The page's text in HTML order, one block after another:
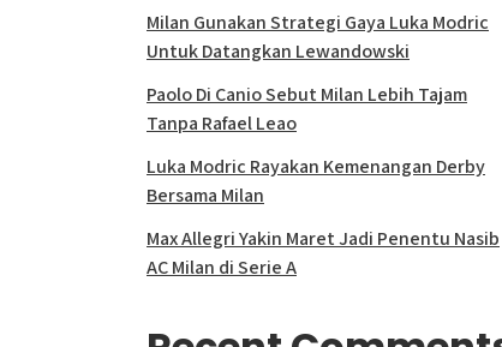
Milan Gunakan Strategi Gaya Luka Modric
Untuk Datangkan Lewandowski
Paolo Di Canio Sebut Milan Lebih Tajam
Tanpa Rafael Leao
Luka Modric Rayakan Kemenangan Derby
Bersama Milan
Max Allegri Yakin Maret Jadi Penentu Nasib
AC Milan di Serie A